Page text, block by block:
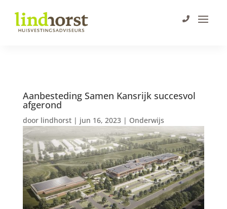
Aanbesteding Samen Kansrijk succesvol
afgerond
door lindhorst| jun 16, 2023| Onderwijs